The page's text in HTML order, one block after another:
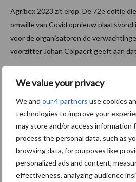
We value your privacy
We and our 4 partners use cookies
technologies to improve your
may store and/or access information
process the personal data, such as
browsing data, for purposes like
personalized ads and content,
effectiveness, analyzing audience
Agribex 2023 zit erop. De 72e editie
omwille van Covid opnieuw plaatsvond
voor de organisatoren de
voorzitter Johan Colpaert geeft aan
13 december 2023